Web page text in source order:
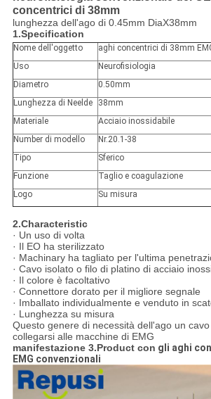
concentrici di 38mm
lunghezza dell'ago di 0.45mm DiaX38mm
1.Specification
Nome dell'oggetto
aghi concentrici di 38mm
Uso
Neurofisiologia
Diametro
0.50mm
Lunghezza di Neelde
38mm
Materiale
Acciaio inossidabile
Number di modello
Nr.20.1-38
Tipo
Sferico
Funzione
Taglio e coagulazione
Logo
Su misura
2.Characteristic
· Un uso di volta
· Il EO ha sterilizzato
· Machinary ha tagliato per l'ultima
· Cavo isolato o filo di platino di acciaio
· Il colore è facoltativo
· Connettore dorato per il migliore segnale
· Imballato individualmente e venduto in
· Lunghezza su misura
Questo genere di necessità dell'ago un
collegarsi alle macchine di EMG
manifestazione 3.Product con gli aghi
EMG convenzionali